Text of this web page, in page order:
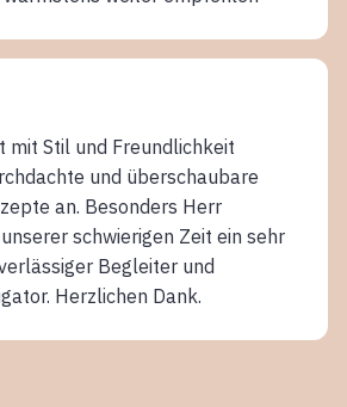
mit Stil und Freundlichkeit
und überschaubare
an. Besonders Herr
schwierigen Zeit ein sehr
Begleiter und
Herzlichen Dank.